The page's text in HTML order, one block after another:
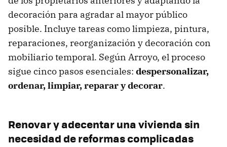
decoración para agradar al mayor público
posible. Incluye tareas como limpieza, pintura,
reparaciones, reorganización y decoración con
mobiliario temporal. Según Arroyo, el proceso
sigue cinco pasos esenciales: despersonalizar,
ordenar, limpiar, reparar y decorar.
Renovar y adecentar una vivienda sin
necesidad de reformas complicadas